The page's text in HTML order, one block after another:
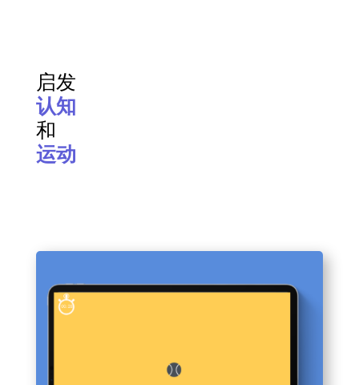
启发
认知
和
运动